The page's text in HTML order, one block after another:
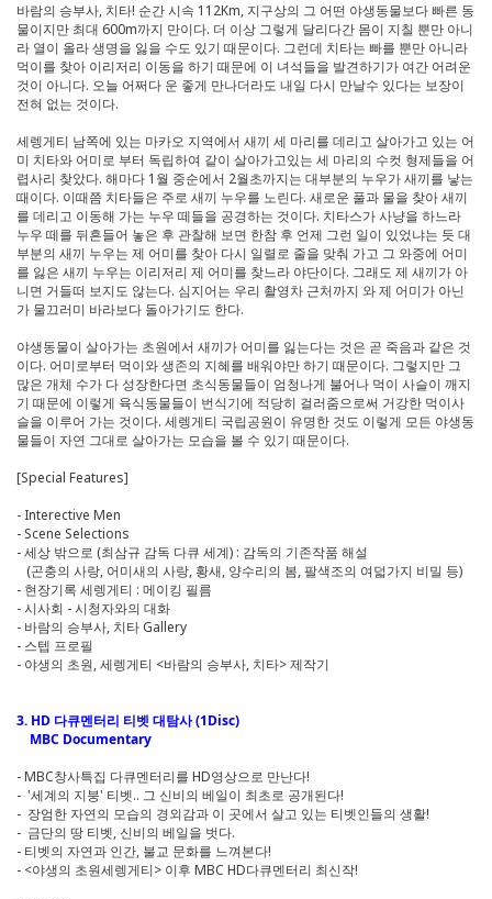
바람의 승부사, 치타! 순간 시속 112Km, 지구상의 그 어떤 야생동물보다 빠른 동
물이지만 최대 600m까지 만이다. 더 이상 그렇게 달리다간 몸이 지칠 뿐만 아니
라 열이 올라 생명을 잃을 수도 있기 때문이다. 그런데 치타는 빠를 뿐만 아니라
먹이를 찾아 이리저리 이동을 하기 때문에 이 녀석들을 발견하기가 여간 어려운
것이 아니다. 오늘 어쩌다 운 좋게 만나더라도 내일 다시 만날수 있다는 보장이
전혀 없는 것이다.
세렝게티 남쪽에 있는 마카오 지역에서 새끼 세 마리를 데리고 살아가고 있는 어
미 치타와 어미로 부터 독립하여 같이 살아가고있는 세 마리의 수컷 형제들을 어
렵사리 찾았다. 해마다 1월 중순에서 2월초까지는 대부분의 누우가 새끼를 낳는
때이다. 이때쯤 치타들은 주로 새끼 누우를 노린다. 새로운 풀과 물을 찾아 새끼
를 데리고 이동해 가는 누우 떼들을 공경하는 것이다. 치타스가 사냥을 하느라
누우 떼를 뒤흔들어 놓은 후 관찰해 보면 한참 후 언제 그런 일이 있었냐는 듯 대
부분의 새끼 누우는 제 어미를 찾아 다시 일렬로 줄을 맞춰 가고 그 와중에 어미
를 잃은 새끼 누우는 이리저리 제 어미를 찾느라 야단이다. 그래도 제 새끼가 아
니면 거들떠 보지도 않는다. 심지어는 우리 촬영차 근처까지 와 제 어미가 아닌
가 물끄러미 바라보다 돌아가기도 한다.
야생동물이 살아가는 초원에서 새끼가 어미를 잃는다는 것은 곧 죽음과 같은 것
이다. 어미로부터 먹이와 생존의 지혜를 배워야만 하기 때문이다. 그렇지만 그
많은 개체 수가 다 성장한다면 초식동물들이 엄청나게 불어나 먹이 사슬이 깨지
기 때문에 이렇게 육식동물들이 번식기에 적당히 걸러줌으로써 거강한 먹이사
슬을 이루어 가는 것이다. 세렝게티 국립공원이 유명한 것도 이렇게 모든 야생동
물들이 자연 그대로 살아가는 모습을 볼 수 있기 때문이다.
[Special Features]
- Interective Men
- Scene Selections
- 세상 밖으로 (최삼규 감독 다큐 세계) : 감독의 기존작품 해설
(곤충의 사랑, 어미새의 사랑, 황새, 양수리의 봄, 팔색조의 여덟가지 비밀 등)
- 현장기록 세렝게티 : 메이킹 필름
- 시사회 - 시청자와의 대화
- 바람의 승부사, 치타 Gallery
- 스텝 프로필
- 야생의 초원, 세렝게티 <바람의 승부사, 치타> 제작기
3. HD 다큐멘터리 티벳 대탐사 (1Disc)
MBC Documentary
- MBC창사특집 다큐멘터리를 HD영상으로 만난다!
- '세계의 지붕' 티벳.. 그 신비의 베일이 최초로 공개된다!
- 장엄한 자연의 모습의 경외감과 이 곳에서 살고 있는 티벳인들의 생활!
- 금단의 땅 티벳, 신비의 베일을 벗다.
- 티벳의 자연과 인간, 불교 문화를 느껴본다!
- <야생의 초원세렝게티> 이후 MBC HD다큐멘터리 최신작!